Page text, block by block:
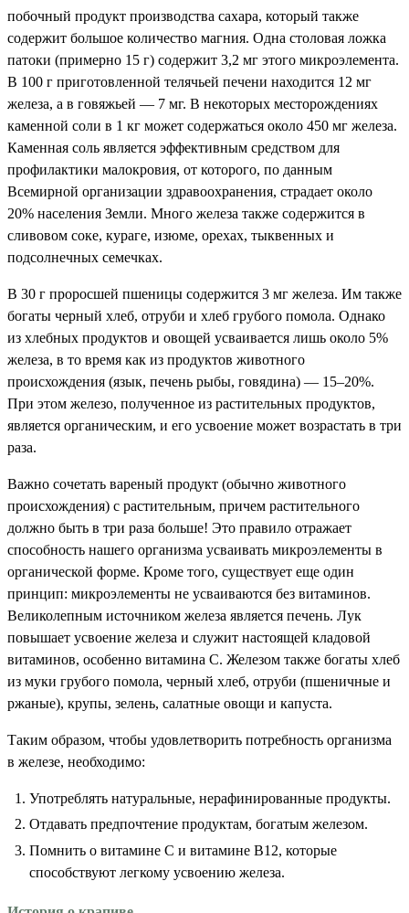
побочный продукт производства сахара, который также
содержит большое количество магния. Одна столовая ложка
патоки (примерно 15 г) содержит 3,2 мг этого микроэлемента.
В 100 г приготовленной телячьей печени находится 12 мг
железа, а в говяжьей — 7 мг. В некоторых месторождениях
каменной соли в 1 кг может содержаться около 450 мг железа.
Каменная соль является эффективным средством для
профилактики малокровия, от которого, по данным
Всемирной организации здравоохранения, страдает около
20% населения Земли. Много железа также содержится в
сливовом соке, кураге, изюме, орехах, тыквенных и
подсолнечных семечках.
В 30 г проросшей пшеницы содержится 3 мг железа. Им также
богаты черный хлеб, отруби и хлеб грубого помола. Однако
из хлебных продуктов и овощей усваивается лишь около 5%
железа, в то время как из продуктов животного
происхождения (язык, печень рыбы, говядина) — 15–20%.
При этом железо, полученное из растительных продуктов,
является органическим, и его усвоение может возрастать в три
раза.
Важно сочетать вареный продукт (обычно животного
происхождения) с растительным, причем растительного
должно быть в три раза больше! Это правило отражает
способность нашего организма усваивать микроэлементы в
органической форме. Кроме того, существует еще один
принцип: микроэлементы не усваиваются без витаминов.
Великолепным источником железа является печень. Лук
повышает усвоение железа и служит настоящей кладовой
витаминов, особенно витамина С. Железом также богаты хлеб
из муки грубого помола, черный хлеб, отруби (пшеничные и
ржаные), крупы, зелень, салатные овощи и капуста.
Таким образом, чтобы удовлетворить потребность организма
в железе, необходимо:
Употреблять натуральные, нерафинированные продукты.
Отдавать предпочтение продуктам, богатым железом.
Помнить о витамине С и витамине В12, которые
способствуют легкому усвоению железа.